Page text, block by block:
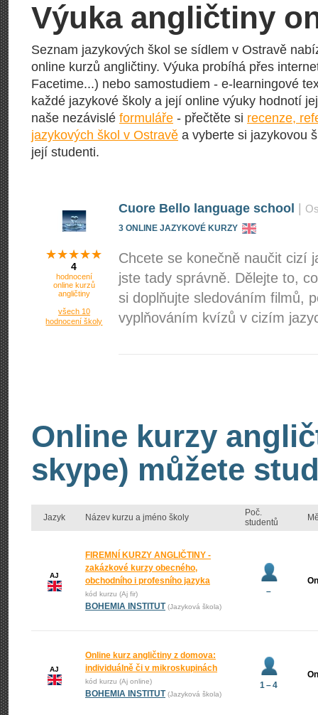
Výuka angličtiny
Seznam jazykových škol se sídlem v Ostravě
online kurzů angličtiny. Výuka probíhá přes
Facetime...) nebo samostudiem - e-learningové
každé jazykové školy a její online výuky hodnotí
naše nezávislé formuláře - přečtěte si recenze,
jazykových škol v Ostravě a vyberte si jazykovou
její studenti.
Cuore Bello language school
3 ONLINE JAZYKOVÉ KURZY
4
hodnocení
online kurzů
angličtiny
všech 10
hodnocení školy
Chcete se konečně naučit cizí
jste tady správně. Dělejte to,
si doplňujte sledováním filmů,
vyplňováním kvízů v cizím
Online kurzy
skype) můžete
Jazyk Název kurzu a jméno školy
Poč.
studentů
AJ
FIREMNÍ KURZY ANGLIČTINY -
zakázkové kurzy obecného,
obchodního i profesního jazyka
kód kurzu (Aj fir)
BOHEMIA INSTITUT (Jazyková škola)
–
AJ
Online kurz angličtiny z domova:
individuálně či v mikroskupinách
kód kurzu (Aj online)
BOHEMIA INSTITUT (Jazyková škola)
1 – 4